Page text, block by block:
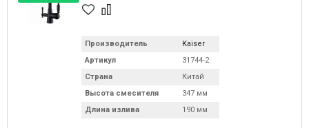
Производитель
Kaiser
Артикул
31744-2
Страна
Китай
Высота смесителя
347 мм
Длина излива
190 мм